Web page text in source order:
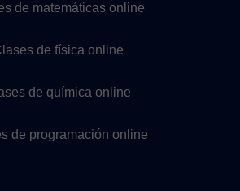
de matemáticas online
de física online
de química online
de programación online